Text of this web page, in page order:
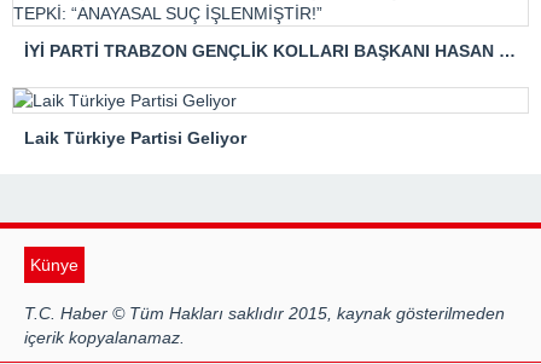
İYİ PARTİ TRABZON GENÇLİK KOLLARI BAŞKANI HASAN KAĞAN ÇAKIROĞLU’NDAN TBMM BAŞKANI’NA ÇOK SERT TEPKİ: “ANAYASAL SUÇ İŞLENMİŞTİR!”
Laik Türkiye Partisi Geliyor
Künye
T.C. Haber © Tüm Hakları saklıdır 2015, kaynak gösterilmeden
içerik kopyalanamaz.